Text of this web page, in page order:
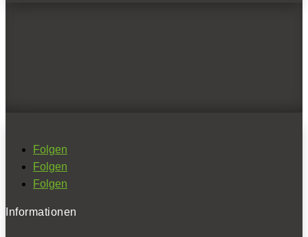
Folgen
Folgen
Folgen
Informationen